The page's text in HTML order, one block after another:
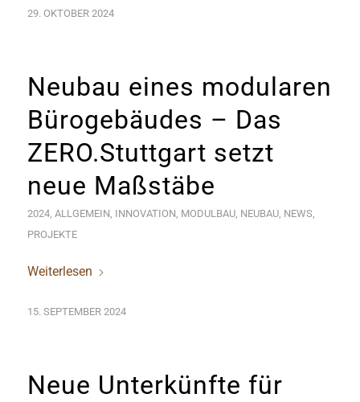
29. OKTOBER 2024
Neubau eines modularen
Bürogebäudes – Das
ZERO.Stuttgart setzt
neue Maßstäbe
2024, ALLGEMEIN, INNOVATION, MODULBAU, NEUBAU, NEWS,
PROJEKTE
Weiterlesen
15. SEPTEMBER 2024
Neue Unterkünfte für